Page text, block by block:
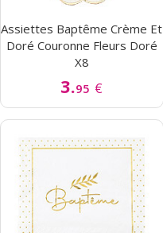
Assiettes Baptême Crème Et
Doré Couronne Fleurs Doré
X8
3.95 €